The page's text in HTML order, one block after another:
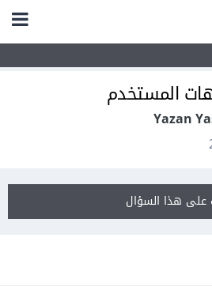
المستخدم
على هذا السؤال